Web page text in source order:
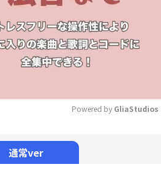
Powered by GliaStudios
通常ver